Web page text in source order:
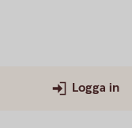
Logga in